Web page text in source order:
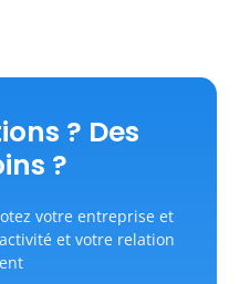
? Des
?
votre entreprise et
et votre relation